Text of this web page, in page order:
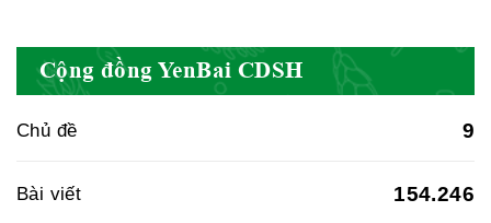
Cục quản lý y dược cổ truyền -
BYT
Hiệp hội doanh nghiệp dược Việt
Cộng đồng YenBai CDSH
Chủ đề 9
Bài viết 154.246